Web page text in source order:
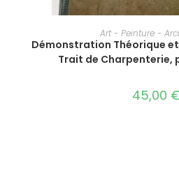
LIRE LA
Art - Peinture -
Démonstration Théorique et
Trait de Charpenterie,
45,00